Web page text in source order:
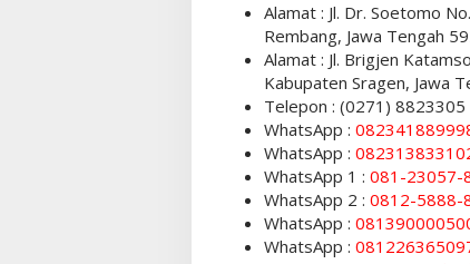
Alamat : Jl. Dr. Soetomo
Rembang, Jawa Tengah
Alamat : Jl. Brigjen
Kabupaten Sragen, Jawa
Telepon : (0271) 8823305
WhatsApp :
WhatsApp :
WhatsApp 1 : 081-23057-
WhatsApp 2 : 0812-5888-
WhatsApp :
WhatsApp :